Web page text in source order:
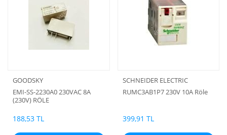
GOODSKY
EMI-SS-2230A0 230VAC 8A
(230V) RÖLE
188,53 TL
SCHNEIDER ELECTRIC
RUMC3AB1P7 230V 10A Röle
399,91 TL